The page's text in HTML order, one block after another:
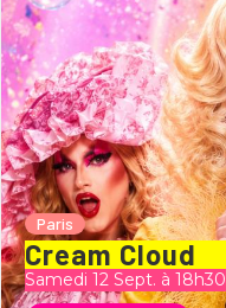
Paris
Cream Cloud
Samedi 12 Sept. à 18h30